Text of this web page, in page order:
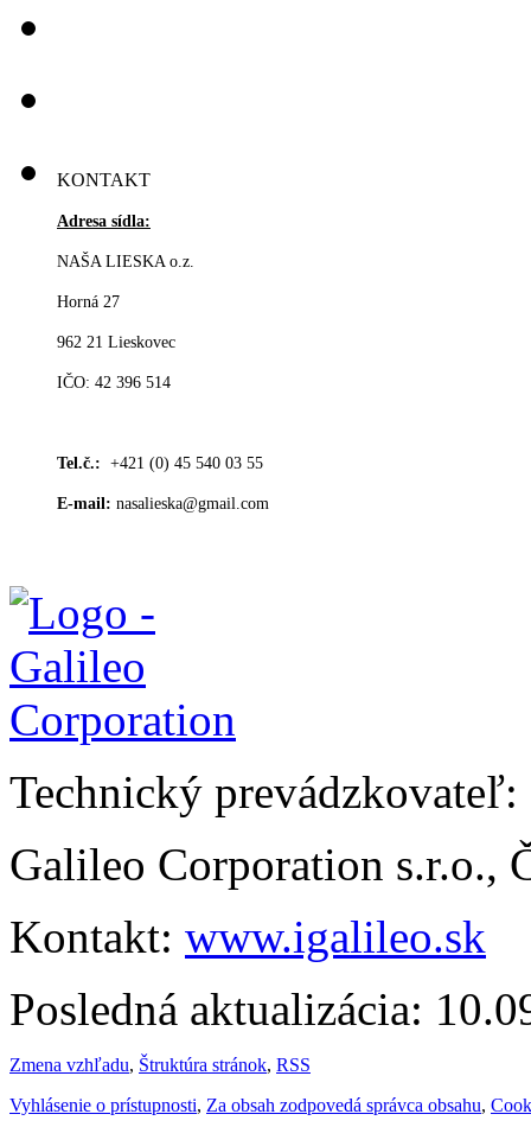
KONTAKT
Adresa sídla:
NAŠA LIESKA o.z.
Horná 27
962 21 Lieskovec
IČO: 42 396 514
Tel.č.: +421 (0) 45 540 03 55
E-mail: nasalieska@gmail.com
Technický prevádzkovateľ:
Galileo Corporation s.r.o.,
Kontakt: www.igalileo.sk
Posledná aktualizácia:
Zmena vzhľadu, Štruktúra stránok, RSS
Vyhlásenie o prístupnosti, Za obsah zodpovedá správca obsahu,